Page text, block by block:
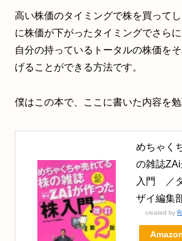
高い株価のタイミングで株を買って
に株価が下がったタイミングでさらに
自分の持っているトータルの株価を
げることができる方法です。
僕はこの本で、ここに書いた内容を勉
めちゃく
の雑誌ZAi
入門 ／
ザイ編集
created by